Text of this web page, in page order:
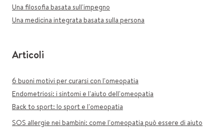
Una filosofia basata sull'impegno
Una medicina integrata basata sulla persona
Articoli
6 buoni motivi per curarsi con l'omeopatia
Endometriosi: i sintomi e l'aiuto dell'omeopatia
Back to sport: lo sport e l'omeopatia
SOS allergie nei bambini: come l'omeopatia può essere di aiuto